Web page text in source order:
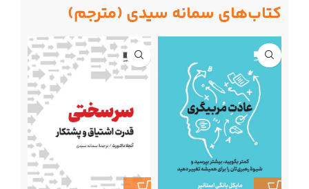
کتاب‌های سمانه سیدی (مترجم)